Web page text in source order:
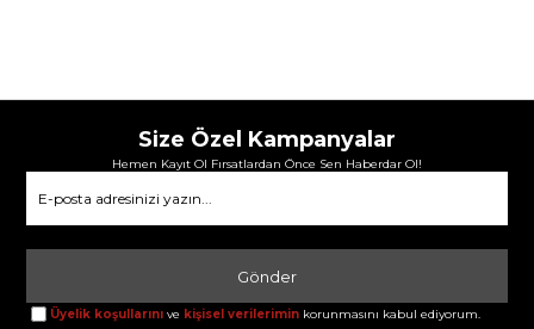
Size Özel Kampanyalar
Hemen Kayıt Ol Fırsatlardan Önce Sen Haberdar Ol!
Gönder
Üyelik koşullarını ve kişisel verilerimin korunmasını kabul ediyorum.